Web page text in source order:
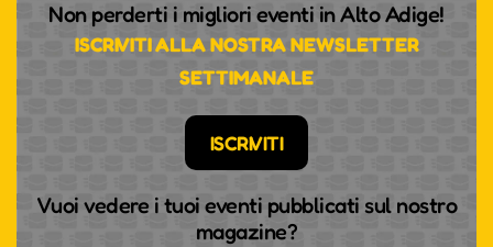
Non perderti i migliori eventi in Alto Adige!
ISCRIVITI ALLA NOSTRA NEWSLETTER
SETTIMANALE
ISCRIVITI
Vuoi vedere i tuoi eventi pubblicati sul nostro
magazine?